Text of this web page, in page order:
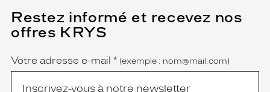
Restez informé et recevez nos
offres KRYS
Name
Votre adresse e-mail *
(Ce
champ
est
obligatoire)
(exemple : nom@mail.com)